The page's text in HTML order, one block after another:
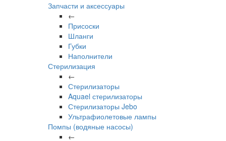
Запчасти и аксессуары
←
Присоски
Шланги
Губки
Наполнители
Стерилизация
←
Стерилизаторы
Aquael стерилизаторы
Стерилизаторы Jebo
Ультрафиолетовые лампы
Помпы (водяные насосы)
←